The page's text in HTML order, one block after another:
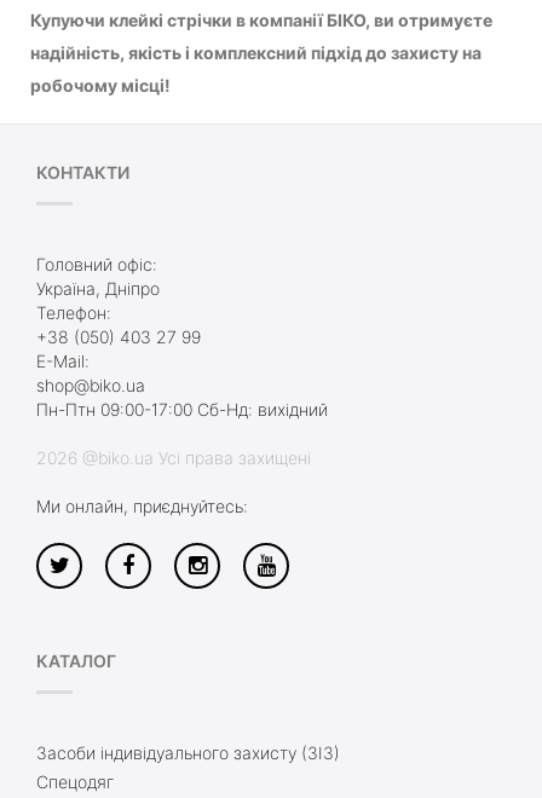
Купуючи клейкі стрічки в компанії БІКО, ви отримуєте
надійність, якість і комплексний підхід до захисту на
робочому місці!
КОНТАКТИ
Головний офіс:
Україна, Дніпро
Телефон:
+38 (050) 403 27 99
E-Mail:
shop@biko.ua
Пн-Птн 09:00-17:00 Сб-Нд: вихідний
2026 @biko.ua Усі права захищені
Ми онлайн, приєднуйтесь:
КАТАЛОГ
Засоби індивідуального захисту (ЗІЗ)
Спецодяг